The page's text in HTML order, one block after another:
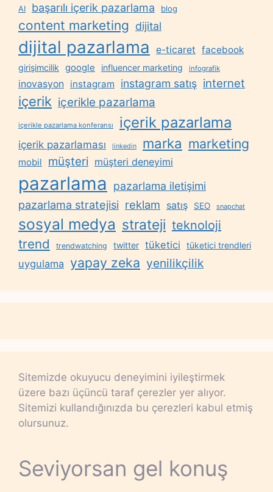
AI başarılı içerik pazarlama blog
content marketing dijital
dijital pazarlama e-ticaret facebook
girişimcilik google influencer marketing infografik
inovasyon instagram instagram satış internet
içerik içerikle pazarlama
içerikle pazarlama konferansı içerik pazarlama
içerik pazarlaması linkedin marka marketing
mobil müşteri müşteri deneyimi
pazarlama
pazarlama iletişimi
pazarlama stratejisi reklam satış SEO snapchat
sosyal medya strateji teknoloji
trend trendwatching twitter tüketici tüketici trendleri
uygulama yapay zeka yenilikçilik
Sitemizde okuyucu deneyimini iyileştirmek
üzere bazı üçüncü taraf çerezler yer alıyor.
Sitemizi kullandığınızda bu çerezleri kabul etmiş
olursunuz.
Seviyorsan gel konuş